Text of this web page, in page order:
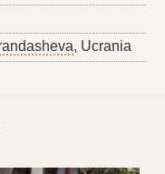
, Ucrania